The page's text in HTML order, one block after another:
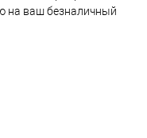
на ваш безналичный